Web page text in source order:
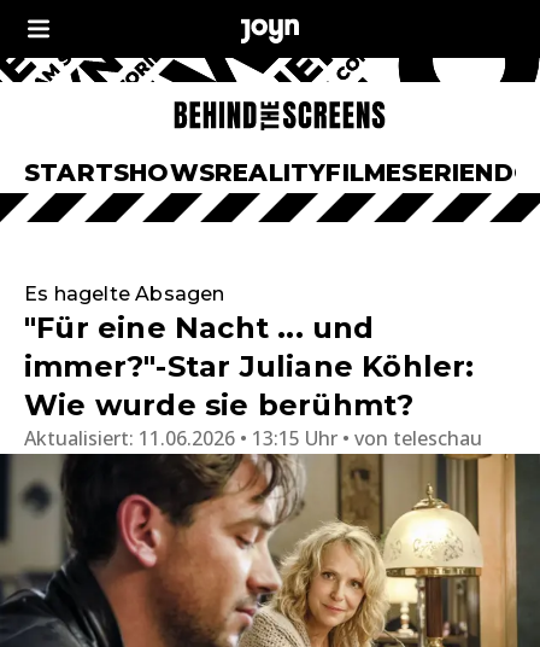
STARTSHOWSREALITYFILMESERIEN
Es hagelte Absagen
"Für eine Nacht ... und
immer?"-Star Juliane Köhler:
Wie wurde sie berühmt?
Aktualisiert: 11.06.2026 • 13:15 Uhr von teleschau